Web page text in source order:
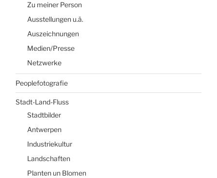
Zu meiner Person
Ausstellungen u.ä.
Auszeichnungen
Medien/Presse
Netzwerke
Peoplefotografie
Stadt-Land-Fluss
Stadtbilder
Antwerpen
Industriekultur
Landschaften
Planten un Blomen